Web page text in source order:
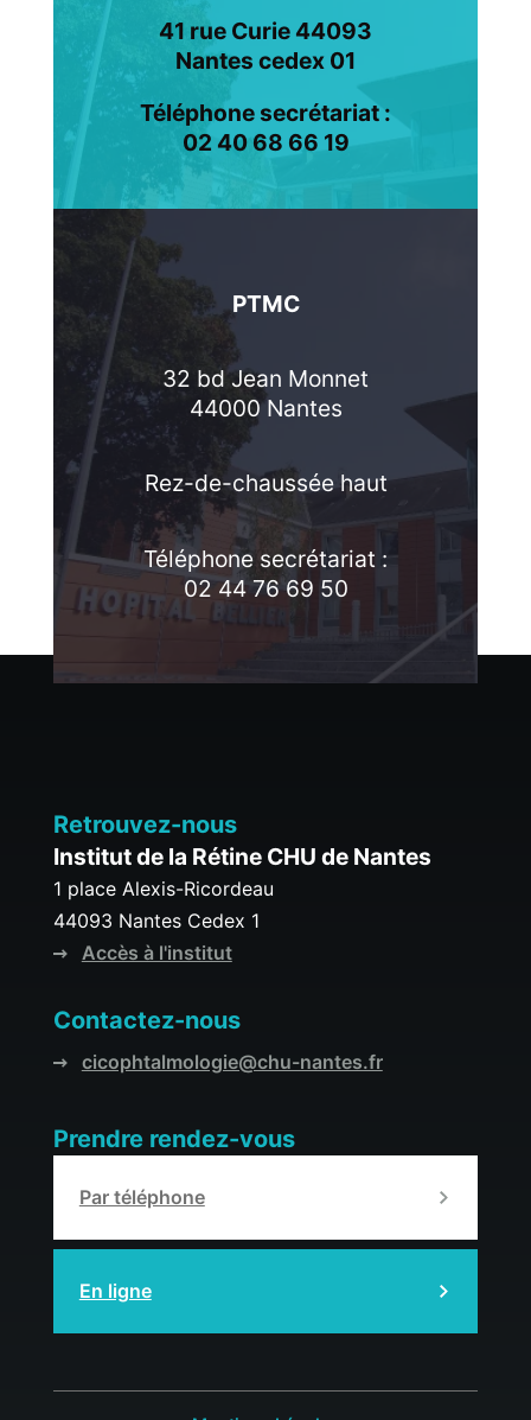
41 rue Curie 44093
Nantes cedex 01
Téléphone secrétariat :
02 40 68 66 19
PTMC
32 bd Jean Monnet
44000 Nantes
Rez-de-chaussée haut
Téléphone secrétariat :
02 44 76 69 50
Retrouvez-nous
Institut de la Rétine CHU de Nantes
1 place Alexis-Ricordeau
44093 Nantes Cedex 1
Accès à l'institut
Contactez-nous
cicophtalmologie@chu-nantes.fr
Prendre rendez-vous
Par téléphone
En ligne